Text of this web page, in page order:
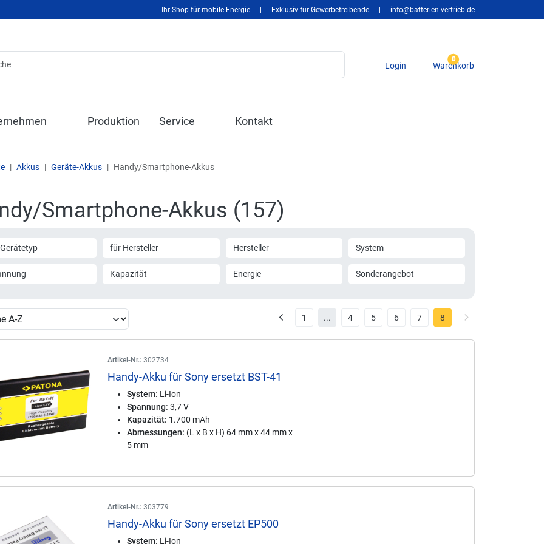
Ihr Shop für mobile Energie Exklusiv für Gewerbetreibende info@batterien-vertrieb.de
Login
0
Warenkorb
Produktion Service Kontakt
Akkus Geräte-Akkus Handy/Smartphone-Akkus
Smartphone-Akkus (157)
für Hersteller Hersteller System
Kapazität Energie Sonderangebot
1 ... 4 5 6 7 8
Artikel-Nr.: 302734
Handy-Akku für Sony ersetzt BST-41
System: Li-Ion
Spannung: 3,7 V
Kapazität: 1.700 mAh
Abmessungen: (L x B x H) 64 mm x 44 mm x
5 mm
Artikel-Nr.: 303779
Handy-Akku für Sony ersetzt EP500
System: Li-Ion